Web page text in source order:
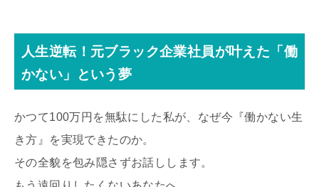
人生逆転！元ブラック企業社員が叶えた「働
かない」という夢
かつて100万円を無駄にした私が、なぜ今『働かない生
き方』を実現できたのか。
その全貌を包み隠さずお話しします。